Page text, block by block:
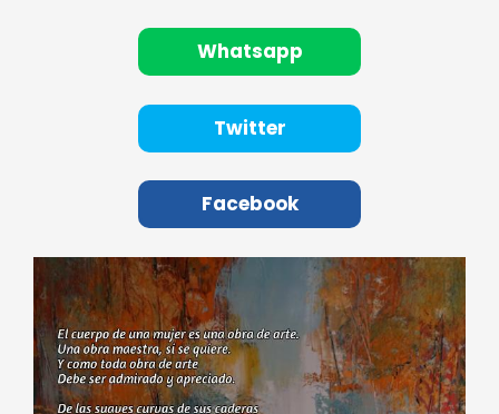
Whatsapp
Twitter
Facebook